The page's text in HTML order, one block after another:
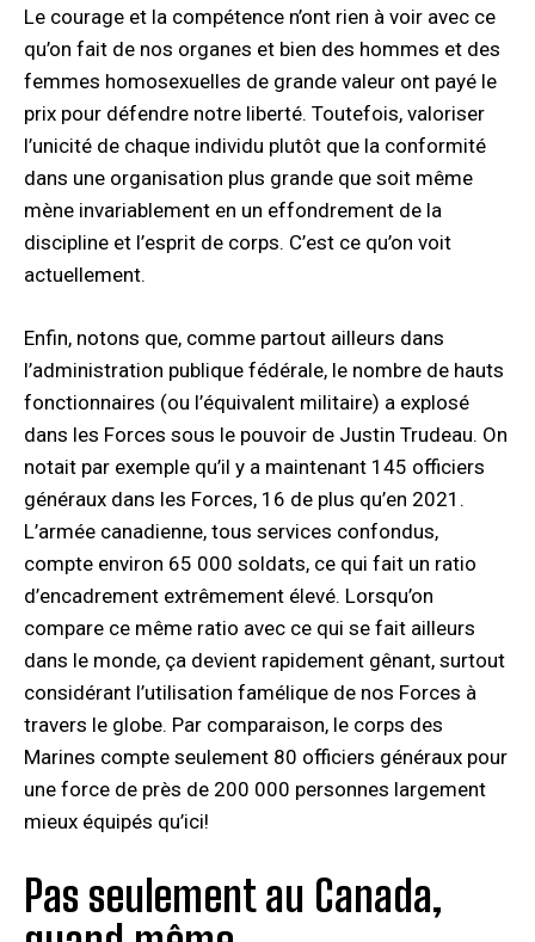
Le courage et la compétence n’ont rien à voir avec ce
qu’on fait de nos organes et bien des hommes et des
femmes homosexuelles de grande valeur ont payé le
prix pour défendre notre liberté. Toutefois, valoriser
l’unicité de chaque individu plutôt que la conformité
dans une organisation plus grande que soit même
mène invariablement en un effondrement de la
discipline et l’esprit de corps. C’est ce qu’on voit
actuellement.
Enfin, notons que, comme partout ailleurs dans
l’administration publique fédérale, le nombre de hauts
fonctionnaires (ou l’équivalent militaire) a explosé
dans les Forces sous le pouvoir de Justin Trudeau. On
notait par exemple qu’il y a maintenant 145 officiers
généraux dans les Forces, 16 de plus qu’en 2021.
L’armée canadienne, tous services confondus,
compte environ 65 000 soldats, ce qui fait un ratio
d’encadrement extrêmement élevé. Lorsqu’on
compare ce même ratio avec ce qui se fait ailleurs
dans le monde, ça devient rapidement gênant, surtout
considérant l’utilisation famélique de nos Forces à
travers le globe. Par comparaison, le corps des
Marines compte seulement 80 officiers généraux pour
une force de près de 200 000 personnes largement
mieux équipés qu’ici!
Pas seulement au Canada,